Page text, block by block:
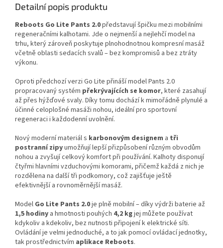
Detailní popis produktu
Reboots Go Lite Pants 2.0představují špičku mezi mobilními
regeneračními kalhotami. Jde o nejmenší a nejlehčí model na
trhu, který zároveň poskytuje plnohodnotnou kompresní masáž
včetně oblasti sedacích svalů – bez kompromisů a bez ztráty
výkonu.
Oproti předchozí verzi Go Lite přináší model Pants 2.0
propracovaný systém překrývajících se komor, které zasahují
až přes hýžďové svaly. Díky tomu dochází k mimořádně plynulé a
účinné celoplošné masáži nohou, ideální pro sportovní
regeneraci i každodenní uvolnění.
Nový moderní materiál s karbonovým designem a tři
postranní zipyumožňují lepší přizpůsobení různým obvodům
nohou a zvyšují celkový komfort při používání. Kalhoty disponují
čtyřmi hlavními vzduchovými komorami, přičemž každá z nich je
rozdělena na další tři podkomory, což zajišťuje ještě
efektivnější a rovnoměrnější masáž.
Model Go Lite Pants 2.0je plně mobilní – díky výdrži baterie až
1,5 hodiny a hmotnosti pouhých 4,2 kgjej můžete používat
kdykoliv a kdekoliv, bez nutnosti připojení k elektrické síti.
Ovládání je velmi jednoduché, a to jak pomocí ovládací jednotky,
tak prostřednictvím aplikace Reboots.